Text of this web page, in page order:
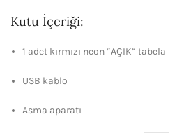
Kutu İçeriği:
1 adet kırmızı neon “AÇIK” tabela
USB kablo
Asma aparatı